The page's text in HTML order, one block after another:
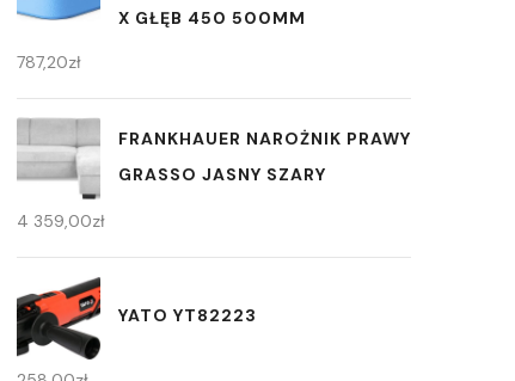
X GŁĘB 450 500MM
787,20zł
FRANKHAUER NAROŻNIK PRAWY
GRASSO JASNY SZARY
4 359,00zł
YATO YT82223